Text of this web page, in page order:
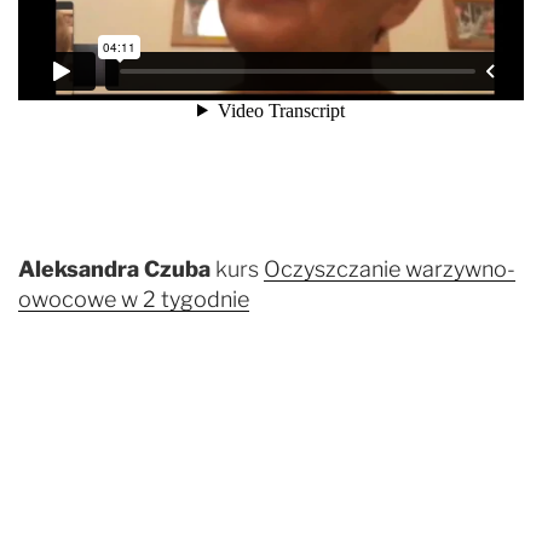
Aleksandra Czuba kurs Oczyszczanie warzywno-
owocowe w 2 tygodnie